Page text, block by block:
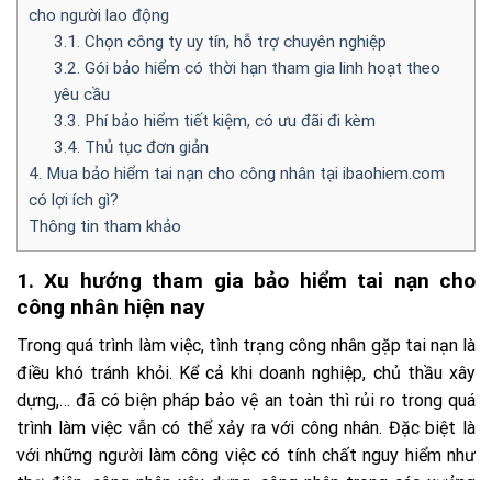
cho người lao động
3.1. Chọn công ty uy tín, hỗ trợ chuyên nghiệp
3.2. Gói bảo hiểm có thời hạn tham gia linh hoạt theo
yêu cầu
3.3. Phí bảo hiểm tiết kiệm, có ưu đãi đi kèm
3.4. Thủ tục đơn giản
4. Mua bảo hiểm tai nạn cho công nhân tại ibaohiem.com
có lợi ích gì?
Thông tin tham khảo
1. Xu hướng tham gia bảo hiểm tai nạn cho
công nhân hiện nay
Trong quá trình làm việc, tình trạng công nhân gặp tai nạn là
điều khó tránh khỏi. Kể cả khi doanh nghiệp, chủ thầu xây
dựng,… đã có biện pháp bảo vệ an toàn thì rủi ro trong quá
trình làm việc vẫn có thể xảy ra với công nhân. Đặc biệt là
với những người làm công việc có tính chất nguy hiểm như